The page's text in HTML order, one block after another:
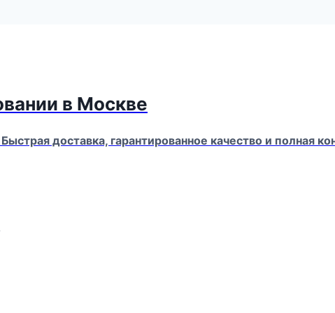
в Москве
доставка, гарантированное качество и полная